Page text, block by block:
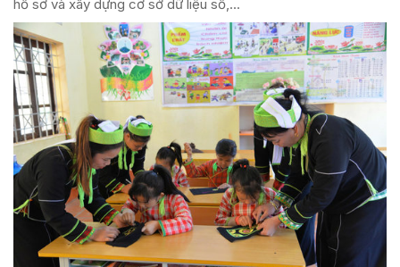
hồ sơ và xây dựng cơ sở dữ liệu số,...